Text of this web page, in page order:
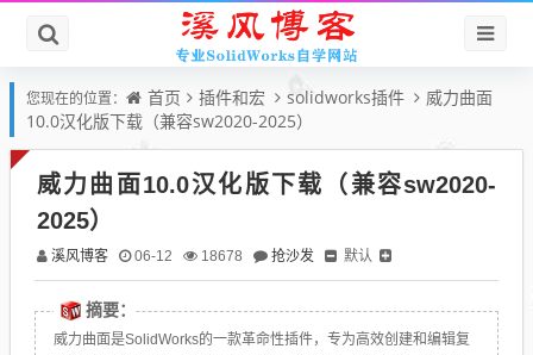
您现在的位置： 首页 插件和宏 solidworks插件
威力曲面
10.0汉化版下载（兼容sw2020-2025）
威力曲面10.0汉化版下载（兼容sw2020-
2025）
溪风博客 06-12 18678 抢沙发 默认
摘要：
威力曲面是SolidWorks的一款革命性插件，专为高效创建和编辑复